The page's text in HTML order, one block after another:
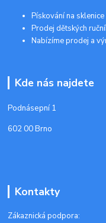
Pískování na
Prodej dětských
Nabízíme prodej a
Kde nás najdete
Podnásepní 1
602 00 Brno
Kontakty
Zákaznická podpora: